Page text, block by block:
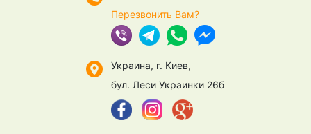
Перезвонить Вам?
Украина, г. Киев,
бул. Леси Украинки 26б